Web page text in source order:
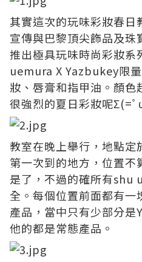
其實這次的玩味彩妝春
宣傳與巴黎頂尖飾品及
推出極具玩味時尚彩妝系
uemura X Yazbukey限
妝、唇膏和指甲油。顏色
很強烈的夏日彩妝呢Σ(=ﾟ
教室在晚上舉行，地點定
第一次到的地方，位置不
是了，不過的確所有shu
全。每個位置前面都有一
產品，當中只有少部分
他的都是常態產品。